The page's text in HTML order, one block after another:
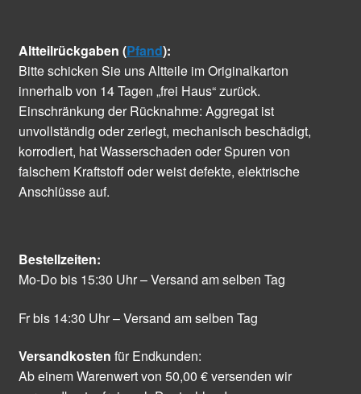
Altteilrückgaben (Pfand):
Bitte schicken Sie uns Altteile im Originalkarton
innerhalb von 14 Tagen „frei Haus“ zurück.
Einschränkung der Rücknahme: Aggregat ist
unvollständig oder zerlegt, mechanisch beschädigt,
korrodiert, hat Wasserschaden oder Spuren von
falschem Kraftstoff oder weist defekte, elektrische
Anschlüsse auf.
Bestellzeiten:
Mo-Do bis 15:30 Uhr – Versand am selben Tag
Fr bis 14:30 Uhr – Versand am selben Tag
Versandkosten für Endkunden:
Ab einem Warenwert von 50,00 € versenden wir